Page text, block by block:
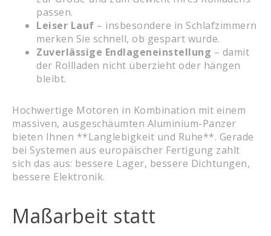
passen.
Leiser Lauf – insbesondere in Schlafzimmern
merken Sie schnell, ob gespart wurde.
Zuverlässige Endlageneinstellung – damit
der Rollladen nicht überzieht oder hängen
bleibt.
Hochwertige Motoren in Kombination mit einem
massiven, ausgeschäumten Aluminium-Panzer
bieten Ihnen **Langlebigkeit und Ruhe**. Gerade
bei Systemen aus europäischer Fertigung zahlt
sich das aus: bessere Lager, bessere Dichtungen,
bessere Elektronik.
Maßarbeit statt